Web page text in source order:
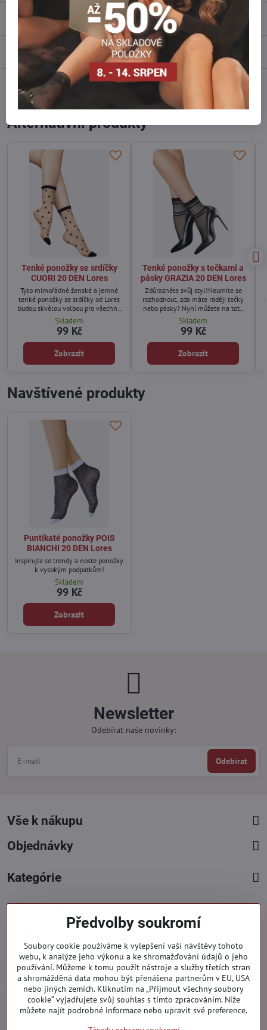
Recenze 0
Diskuse 0
Facebook Reddit WhatsApp
Alternativní produkty
Tenké ponožky se srdíčky
CUORI 20 DEN Lores
Tyto mimořádně ženské a jemné
tenké ponožky se srdíčky od Lores
budou skvělou volbou pro všechny
ženy, které chtějí osvěžit svůj
šatník.
Skladem
99 Kč
Zobrazit
Tenké ponožky s tečkami a
pásky GRAZIA 20 DEN Lores
Zdůrazněte svůj styl!Neumíte se
rozhodnout, zda máte raději tečky
nebo pásky? Nyní můžete na toto
dilema zapomenout díky novému
modelu jemných, originálních
ponožek - s tečkami i proužky!
Skladem
99 Kč
Zobrazit
Navštívené produkty
Puntíkaté ponožky POIS
BIANCHI 20 DEN Lores
Inspirujte se trendy a noste ponožky
k vysokým podpatkům!
Skladem
99 Kč
Zobrazit
Newsletter
Odebírat naše novinky:
Odebírat
Vše k nákupu
Objednávky
Kategórie
+421 919 060 751
Pondělí - Pátek : 09:00 - 15:00 hod.
info​@everlady​.eu
Non stop ( 24/7 )
Předvolby soukromí
Soubory cookie používáme k vylepšení vaší návštěvy tohoto
webu, k analýze jeho výkonu a ke shromažďování údajů o jeho
používání. Můžeme k tomu použít nástroje a služby třetích stran
a shromážděná data mohou být přenášena partnerům v EU, USA
nebo jiných zemích. Kliknutím na „Přijmout všechny soubory
cookie“ vyjadřujete svůj souhlas s tímto zpracováním. Níže
můžete najít podrobné informace nebo upravit své preference.